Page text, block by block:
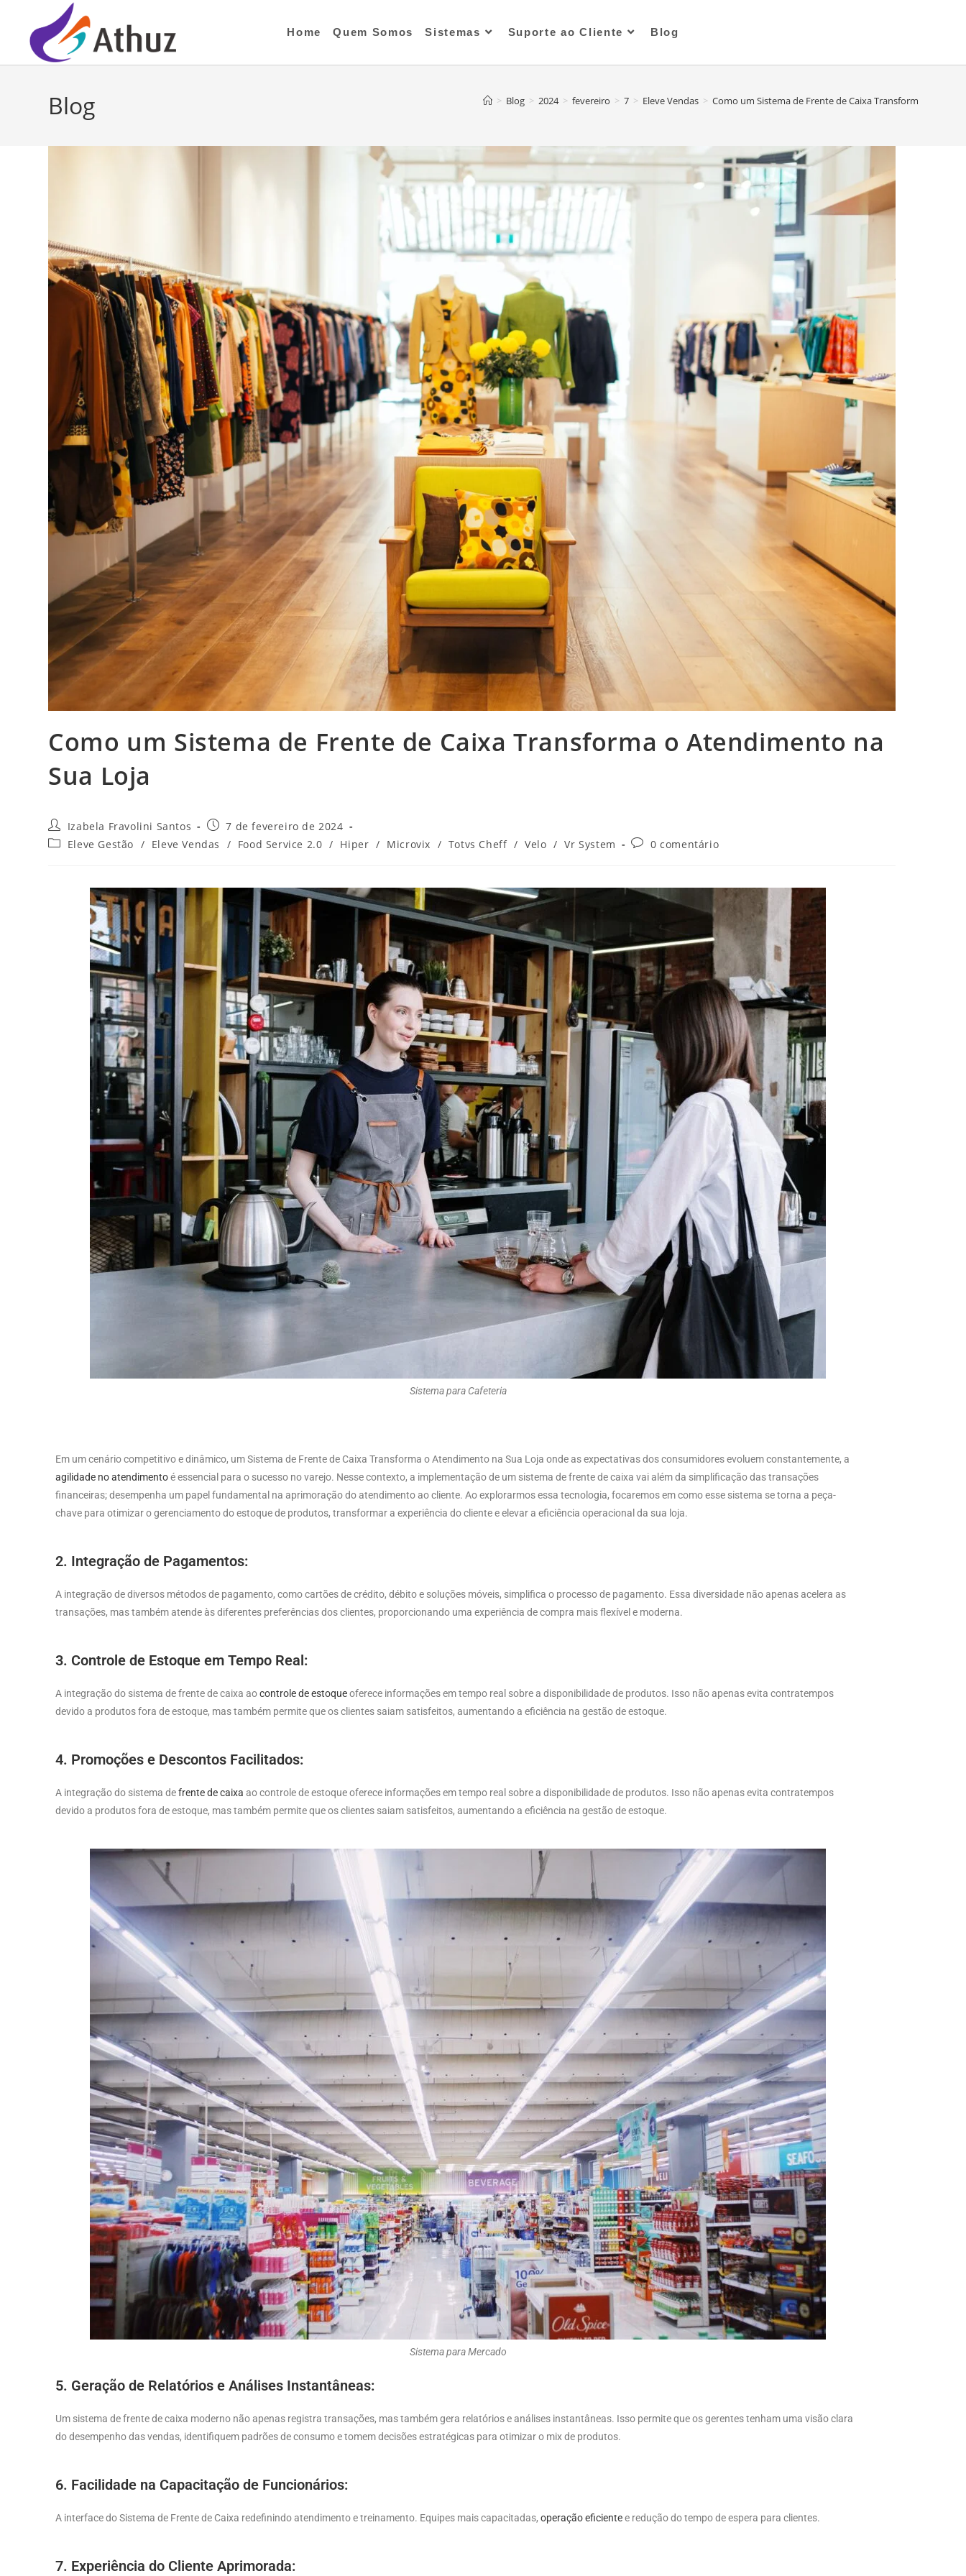
Home Quem Somos Sistemas Suporte ao Cliente Blog
Blog > Blog > 2024 > fevereiro > 7 > Eleve Vendas > Como um Sistema de Frente de Caixa Transforma o
Como um Sistema de Frente de Caixa Transforma o Atendimento na
Sua Loja​
Izabela Fravolini Santos
7 de fevereiro de 2024
Eleve Gestão / Eleve Vendas / Food Service 2.0 / Hiper / Microvix / Totvs Cheff / Velo / Vr System 0 comentário
Sistema para Cafeteria
Em um cenário competitivo e dinâmico, um Sistema de Frente de Caixa Transforma o Atendimento na Sua Loja onde as expectativas dos consumidores evoluem constantemente, a
agilidade no atendimentoé essencial para o sucesso no varejo. Nesse contexto, a implementação de um sistema de frente de caixa vai além da simplificação das transações
financeiras; desempenha um papel fundamental na aprimoração do atendimento ao cliente. Ao explorarmos essa tecnologia, focaremos em como esse sistema se torna a peça-
chave para otimizar o gerenciamento do estoque de produtos, transformar a experiência do cliente e elevar a eficiência operacional da sua loja.
2. Integração de Pagamentos:
A integração de diversos métodos de pagamento, como cartões de crédito, débito e soluções móveis, simplifica o processo de pagamento. Essa diversidade não apenas acelera as
transações, mas também atende às diferentes preferências dos clientes, proporcionando uma experiência de compra mais flexível e moderna.
3. Controle de Estoque em Tempo Real:
A integração do sistema de frente de caixa aocontrole de estoqueoferece informações em tempo real sobre a disponibilidade de produtos. Isso não apenas evita contratempos
devido a produtos fora de estoque, mas também permite que os clientes saiam satisfeitos, aumentando a eficiência na gestão de estoque.
4. Promoções e Descontos Facilitados:
A integração do sistema defrente de caixa ao controle de estoque oferece informações em tempo real sobre a disponibilidade de produtos. Isso não apenas evita contratempos
devido a produtos fora de estoque, mas também permite que os clientes saiam satisfeitos, aumentando a eficiência na gestão de estoque.
Sistema para Mercado
5. Geração de Relatórios e Análises Instantâneas:
Um sistema de frente de caixa moderno não apenas registra transações, mas também gera relatórios e análises instantâneas. Isso permite que os gerentes tenham uma visão clara
do desempenho das vendas, identifiquem padrões de consumo e tomem decisões estratégicas para otimizar o mix de produtos.
6. Facilidade na Capacitação de Funcionários:
A interface do Sistema de Frente de Caixa redefinindo atendimento e treinamento. Equipes mais capacitadas,operação eficientee redução do tempo de espera para clientes.
7. Experiência do Cliente Aprimorada: